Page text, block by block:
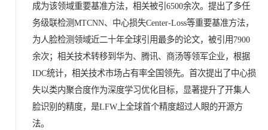
成为该领域重要基准方法，相关被引6500余次。提出了多任
务级联检测MTCNN、中心损失Center-Loss等重要基准方法，
为人脸检测领域近二十年全球引用最多的论文，被引用7900
余次；相关技术转移到华为、腾讯、商汤等领军企业，根据
IDC统计，相关技术市场占有率全国领先。首次提出了中心损
失以类内聚合度作为深度学习优化目标，显著提升了开集人
脸识别的精度，是LFW上全球首个精度超过人眼的开源方
法。